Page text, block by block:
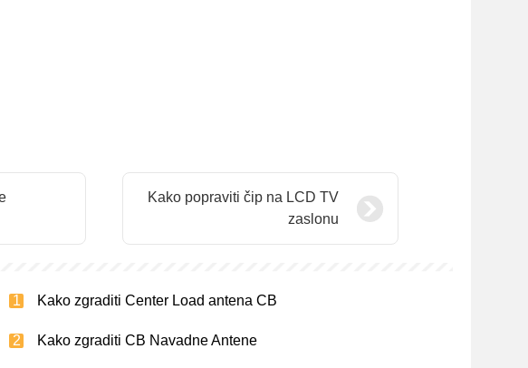
Kako popraviti čip na LCD TV
zaslonu
Kako zgraditi Center Load antena CB
Kako zgraditi CB Navadne Antene